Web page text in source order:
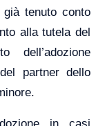
tenuto conto
alla tutela del
dell’adozione
partner dello